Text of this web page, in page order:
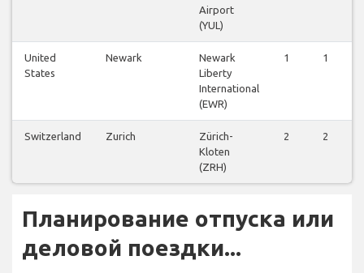
Airport
(YUL)
United
States
Newark
Newark
Liberty
International
(EWR)
1 1
Switzerland Zurich
Zürich-
Kloten
(ZRH)
2 2
Планирование отпуска или
деловой поездки...